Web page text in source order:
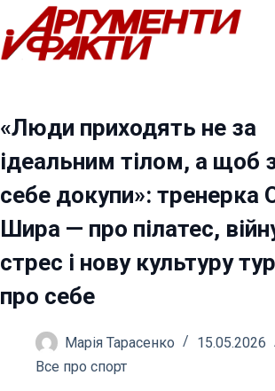
Перейти
до
вмісту
«Люди приходять не за
ідеальним тілом, а щоб
себе докупи»: тренерка
Шира — про пілатес,
стрес і нову культуру
про себе
Марія Тарасенко
15.05.2026
Все про спорт